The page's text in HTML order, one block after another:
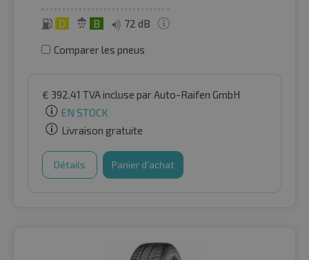
D B 72 dB
Comparer les pneus
€ 392.41 TVA incluse par Auto-Raifen GmbH
EN STOCK
Livraison gratuite
Détails Panier d'achat